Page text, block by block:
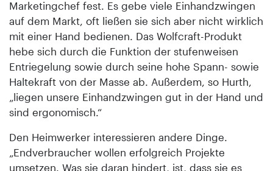
Marketingchef fest. Es gebe viele Einhandzwingen
auf dem Markt, oft ließen sie sich aber nicht wirklich
mit einer Hand bedienen. Das Wolfcraft-Produkt
hebe sich durch die Funktion der stufenweisen
Entriegelung sowie durch seine hohe Spann- sowie
Haltekraft von der Masse ab. Außerdem, so Hurth,
„liegen unsere Einhandzwingen gut in der Hand und
sind ergonomisch.“
Den Heimwerker interessieren andere Dinge.
„Endverbraucher wollen erfolgreich Projekte
umsetzen. Was sie daran hindert, ist, dass sie es